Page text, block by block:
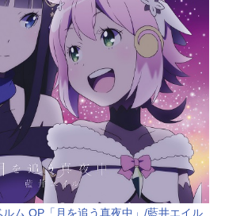
ルム OP「月を追う真夜中」/藍井エイル